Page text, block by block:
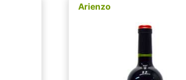
Arienzo